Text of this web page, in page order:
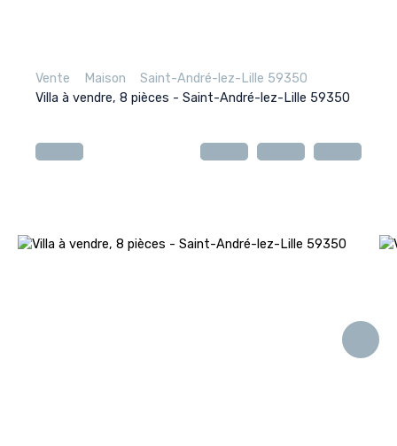
Vente Maison
Saint-André-lez-Lille 59350
Villa à vendre, 8 pièces - Saint-André-lez-Lille 59350